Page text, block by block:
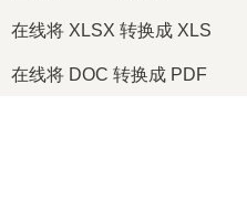
在线将 XLSX 转换成 XLS
在线将 DOC 转换成 PDF